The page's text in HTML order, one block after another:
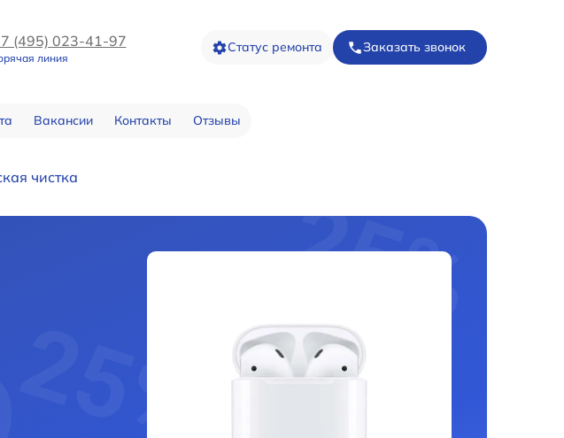
(495) 023-41-97
линия
Статус ремонта Заказать звонок
Вакансии Контакты Отзывы
чистка